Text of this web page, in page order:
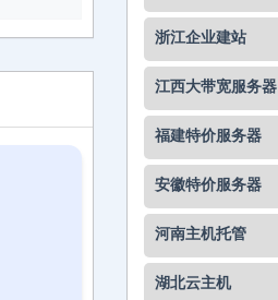
浙江企业建站
江西大带宽服务器
福建特价服务器
安徽特价服务器
河南主机托管
湖北云主机